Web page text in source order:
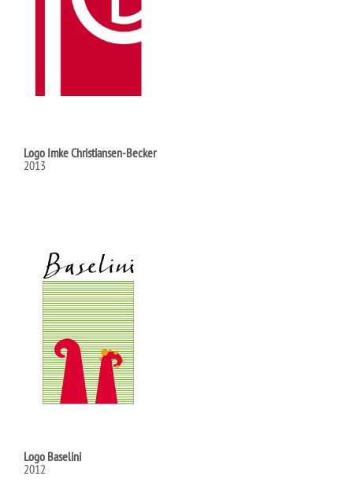
Logo Imke Christiansen-Becker
2013
Logo Baselini
2012